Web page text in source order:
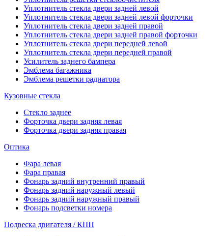
Уплотнитель стекла двери задней левой
Уплотнитель стекла двери задней левой форточки
Уплотнитель стекла двери задней правой
Уплотнитель стекла двери задней правой форточки
Уплотнитель стекла двери передней левой
Уплотнитель стекла двери передней правой
Усилитель заднего бампера
Эмблема багажника
Эмблема решетки радиатора
Кузовные стекла
Стекло заднее
Форточка двери задняя левая
Форточка двери задняя правая
Оптика
Фара левая
Фара правая
Фонарь задний внутренний правый
Фонарь задний наружный левый
Фонарь задний наружный правый
Фонарь подсветки номера
Подвеска двигателя / КПП